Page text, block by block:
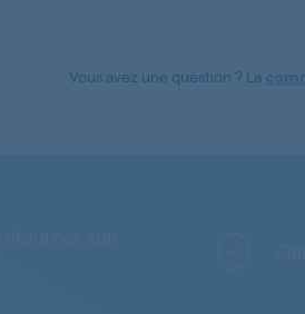
Vous avez une question ? La